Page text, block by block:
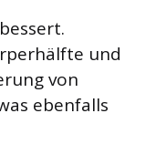
und
von
ebenfalls